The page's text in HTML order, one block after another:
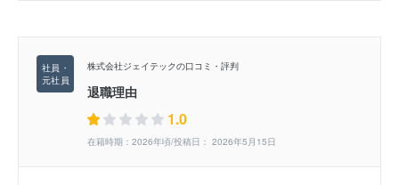
株式会社ジェイテックの口コミ・評判
退職理由
1.0
在籍時期：2026年頃/投稿日： 2026年5月15日